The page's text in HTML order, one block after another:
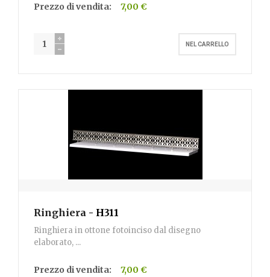
Prezzo di vendita: 7,00 €
Ringhiera - H311
Ringhiera in ottone fotoinciso dal disegno
elaborato, ...
Prezzo di vendita: 7,00 €